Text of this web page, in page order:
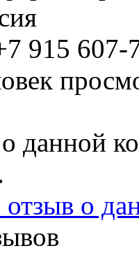
915 607-
данной
о